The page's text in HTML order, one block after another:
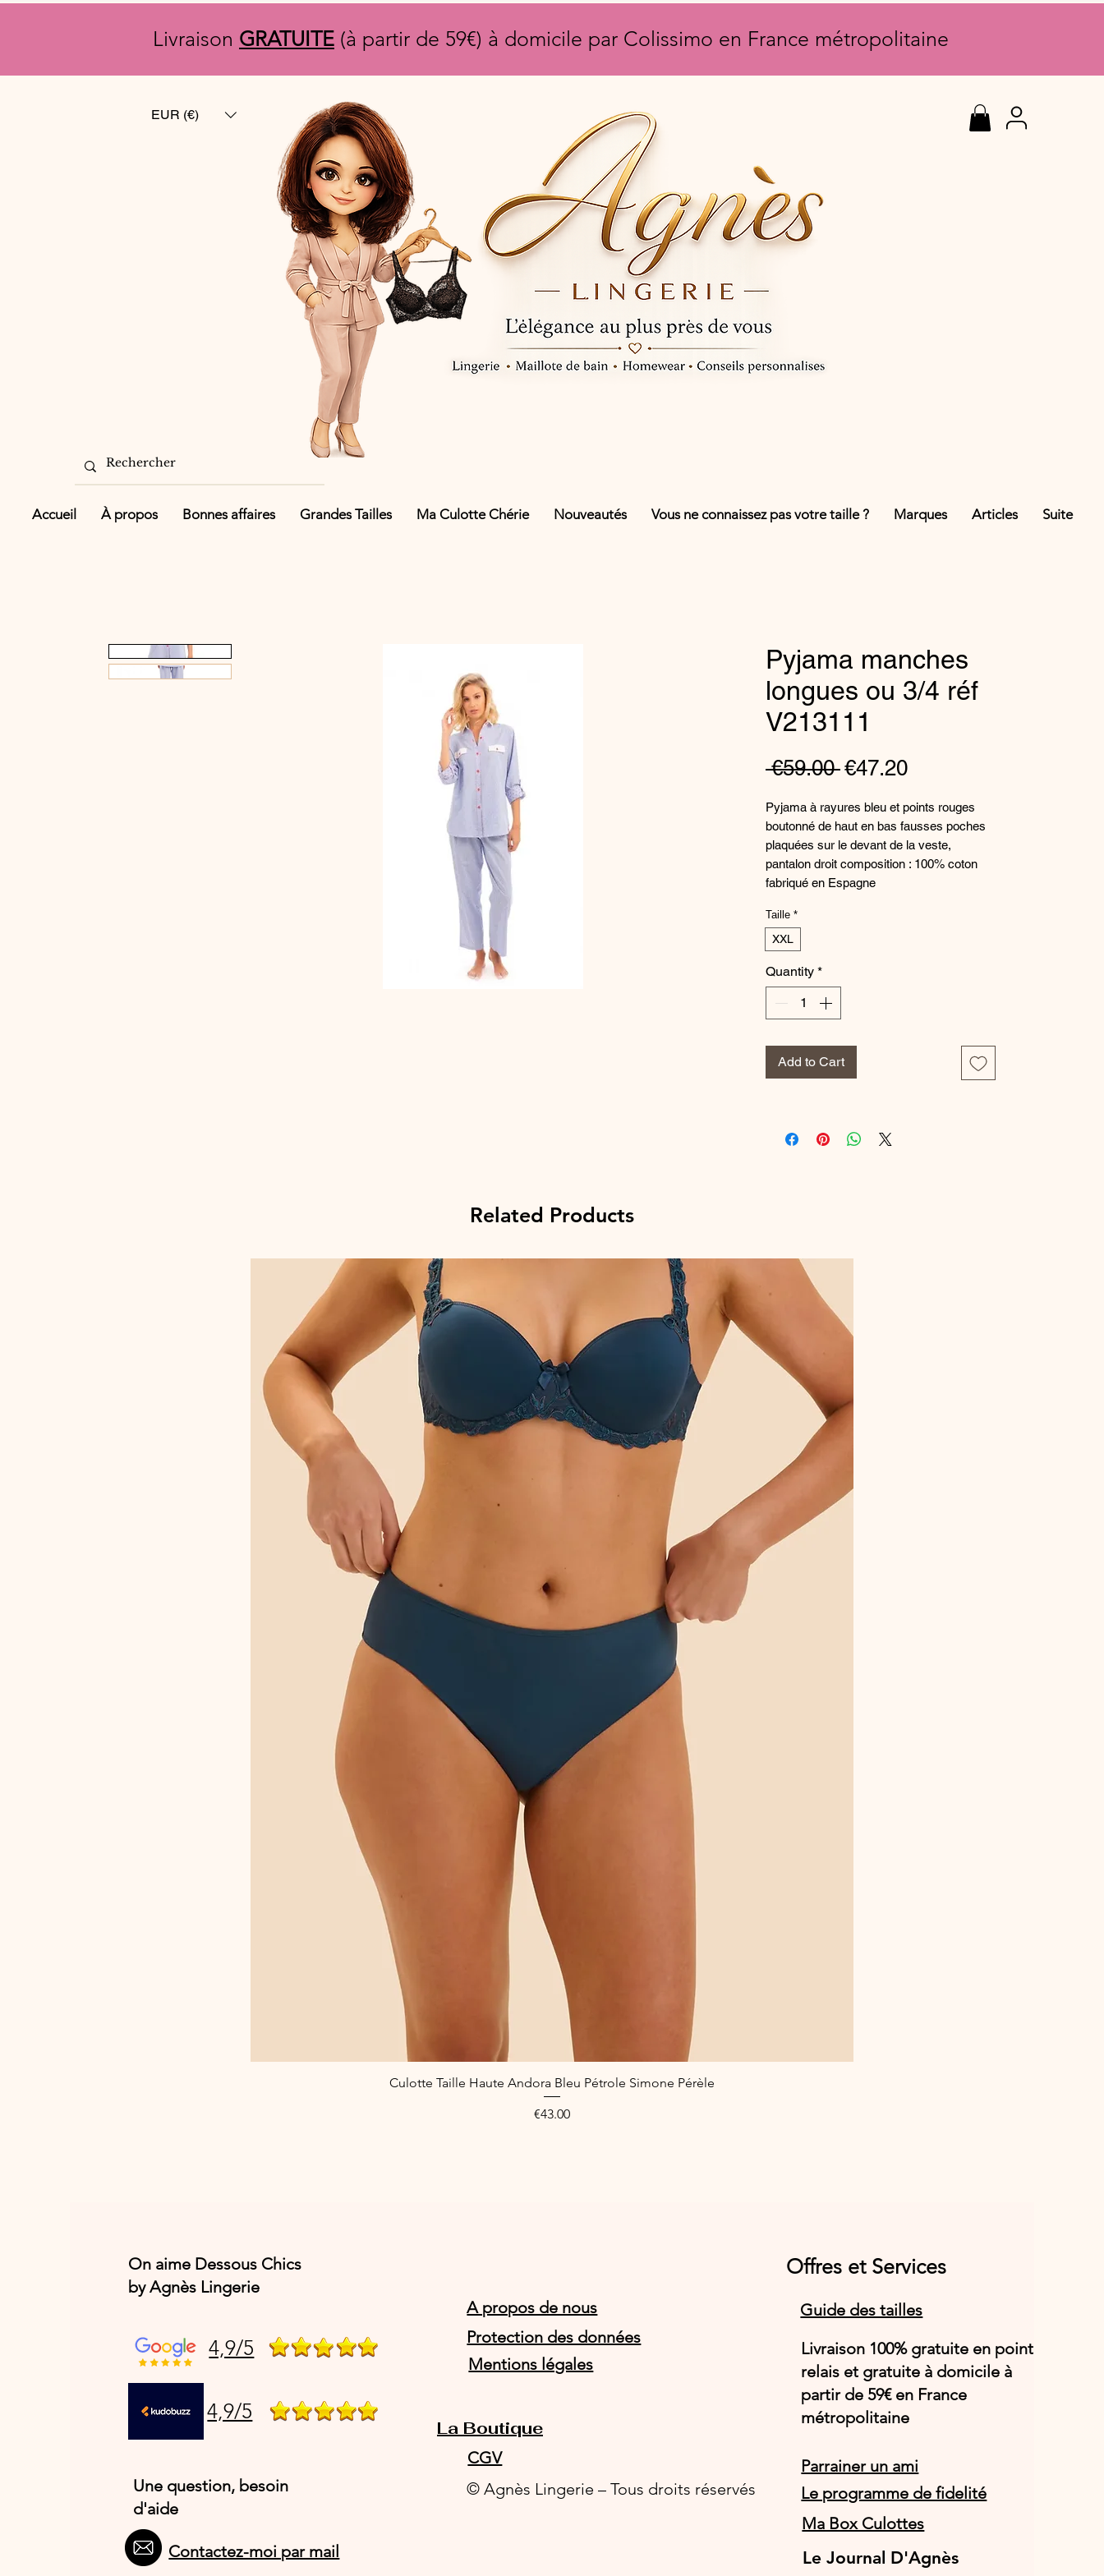
Livraison GRATUITE (à partir de 59€) à domicile par Colissimo en France métropolitaine
EUR (€)
Accueil À propos Bonnes affaires Grandes Tailles Ma Culotte Chérie Nouveautés Vous ne connaissez pas votre taille ? Marques Articles Suite
Pyjama manches
longues ou 3/4 réf
V213111
€59.00 Regular
€47.20Sale
Pyjama à rayures bleu et points rouges
boutonné de haut en bas fausses poches
plaquées sur le devant de la veste,
pantalon droit composition : 100% coton
fabriqué en Espagne
Taille *
XXL
Quantity *
Add to Cart
Related Products
Quick View
Culotte Taille Haute Andora Bleu Pétrole Simone Pérèle
Price
€43.00
On aime Dessous Chics
by Agnès Lingerie
4,9/5
4,9/5
Une question, besoin
d'aide
Contactez-moi par mail
Offres et Services
A propos de nous
Protection des données
Mentions légales
Guide des tailles
Livraison 100% gratuite en point
relais et gratuite à domicile à
partir de 59€ en France
métropolitaine
CGV
Parrainer un ami
Le programme de fidelité
© Agnès Lingerie – Tous droits réservés
Ma Box Culottes
Le Journal D'Agnès
Le Journal D'Agnès
La Boutique